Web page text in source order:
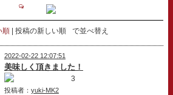
順 投稿の新しい順 で並べ替え
2022-02-22 12:07:51
美味しく頂きました！
3
投稿者： yuki-MK2